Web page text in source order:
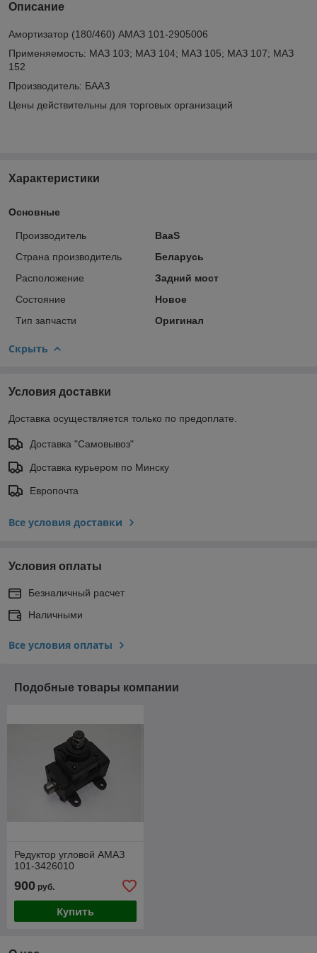
Описание
Амортизатор (180/460) АМАЗ 101-2905006
Применяемость: МАЗ 103; МАЗ 104; МАЗ 105; МАЗ 107; МАЗ
152
Производитель: БААЗ
Цены действительны для торговых организаций
Характеристики
Основные
Производитель
BaaS
Страна производитель
Беларусь
Расположение
Задний мост
Состояние
Новое
Тип запчасти
Оригинал
Скрыть
Условия доставки
Доставка осуществляется только по предоплате.
Доставка "Самовывоз"
Доставка курьером по Минску
Европочта
Все условия доставки
Условия оплаты
Безналичный расчет
Наличными
Все условия оплаты
Подобные товары компании
Редуктор угловой АМАЗ
101-3426010
900 руб.
Купить